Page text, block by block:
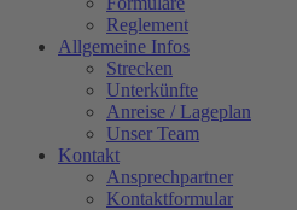
Reglement
Allgemeine Infos
Strecken
Unterkünfte
Anreise / Lageplan
Unser Team
Kontakt
Ansprechpartner
Kontaktformular